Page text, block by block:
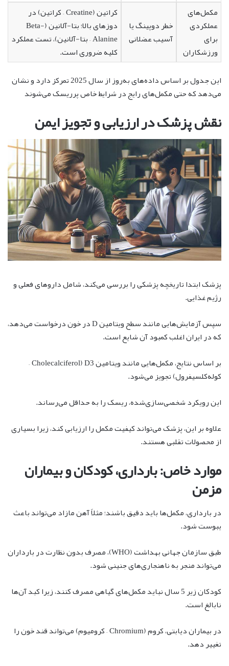
مکمل‌های
عملکردی
برای
ورزشکاران
خطر دوپینگ یا
آسیب عضلانی
کراتین (Creatine – کراتین) در
دوزهای بالا؛ بتا-آلانین (Beta-
Alanine – بتا-آلانین)، تست عملکرد
کلیه ضروری است.
این جدول بر اساس داده‌های به‌روز از سال 2025 تمرکز دارد و نشان
می‌دهد که حتی مکمل‌های رایج در شرایط خاص پرریسک می‌شوند
نقش پزشک در ارزیابی و تجویز ایمن
پزشک ابتدا تاریخچه پزشکی را بررسی می‌کند، شامل داروهای فعلی و
رژیم غذایی.
سپس آزمایش‌هایی مانند سطح ویتامین D در خون درخواست می‌دهد،
که در ایران اغلب کمبود آن شایع است.
بر اساس نتایج، مکمل‌هایی مانند ویتامین D3 (Cholecalciferol –
کوله‌کلسیفرول) تجویز می‌شود.
این رویکرد شخصی‌سازی‌شده، ریسک را به حداقل می‌رساند.
علاوه بر این، پزشک می‌تواند کیفیت مکمل را ارزیابی کند، زیرا بسیاری
از محصولات تقلبی هستند.
موارد خاص: بارداری، کودکان و بیماران
مزمن
در بارداری، مکمل‌ها باید دقیق باشند؛ مثلاً آهن مازاد می‌تواند باعث
یبوست شود.
طبق سازمان جهانی بهداشت (WHO)، مصرف بدون نظارت در بارداران
می‌تواند منجر به ناهنجاری‌های جنینی شود.
کودکان زیر 5 سال نباید مکمل‌های گیاهی مصرف کنند، زیرا کبد آن‌ها
نابالغ است.
در بیماران دیابتی، کروم (Chromium – کرومیوم) می‌تواند قند خون را
تغییر دهد.